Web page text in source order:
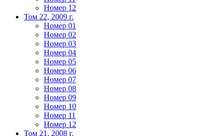
Номер 12
Том 22, 2009 г.
Номер 01
Номер 02
Номер 03
Номер 04
Номер 05
Номер 06
Номер 07
Номер 08
Номер 09
Номер 10
Номер 11
Номер 12
Том 21, 2008 г.